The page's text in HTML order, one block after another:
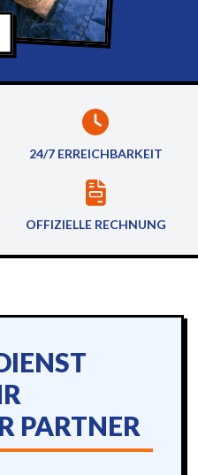
24/7 ERREICHBARKEIT
OFFIZIELLE RECHNUNG
PARTNER